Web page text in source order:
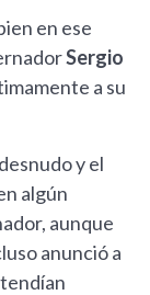
en ese
Sergio
a su
y el
algún
aunque
anunció a